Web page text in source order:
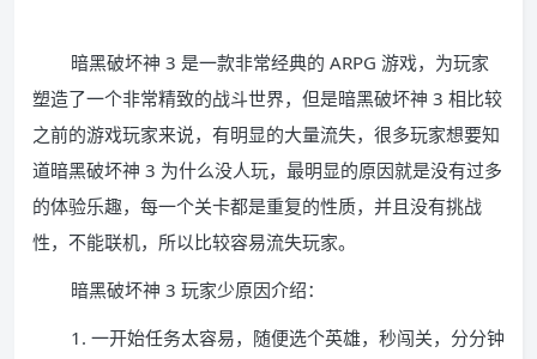
暗黑破坏神 3 是一款非常经典的 ARPG 游戏，为玩家
塑造了一个非常精致的战斗世界，但是暗黑破坏神 3 相比较
之前的游戏玩家来说，有明显的大量流失，很多玩家想要知
道暗黑破坏神 3 为什么没人玩，最明显的原因就是没有过多
的体验乐趣，每一个关卡都是重复的性质，并且没有挑战
性，不能联机，所以比较容易流失玩家。
暗黑破坏神 3 玩家少原因介绍：
1. 一开始任务太容易，随便选个英雄，秒闯关，分分钟